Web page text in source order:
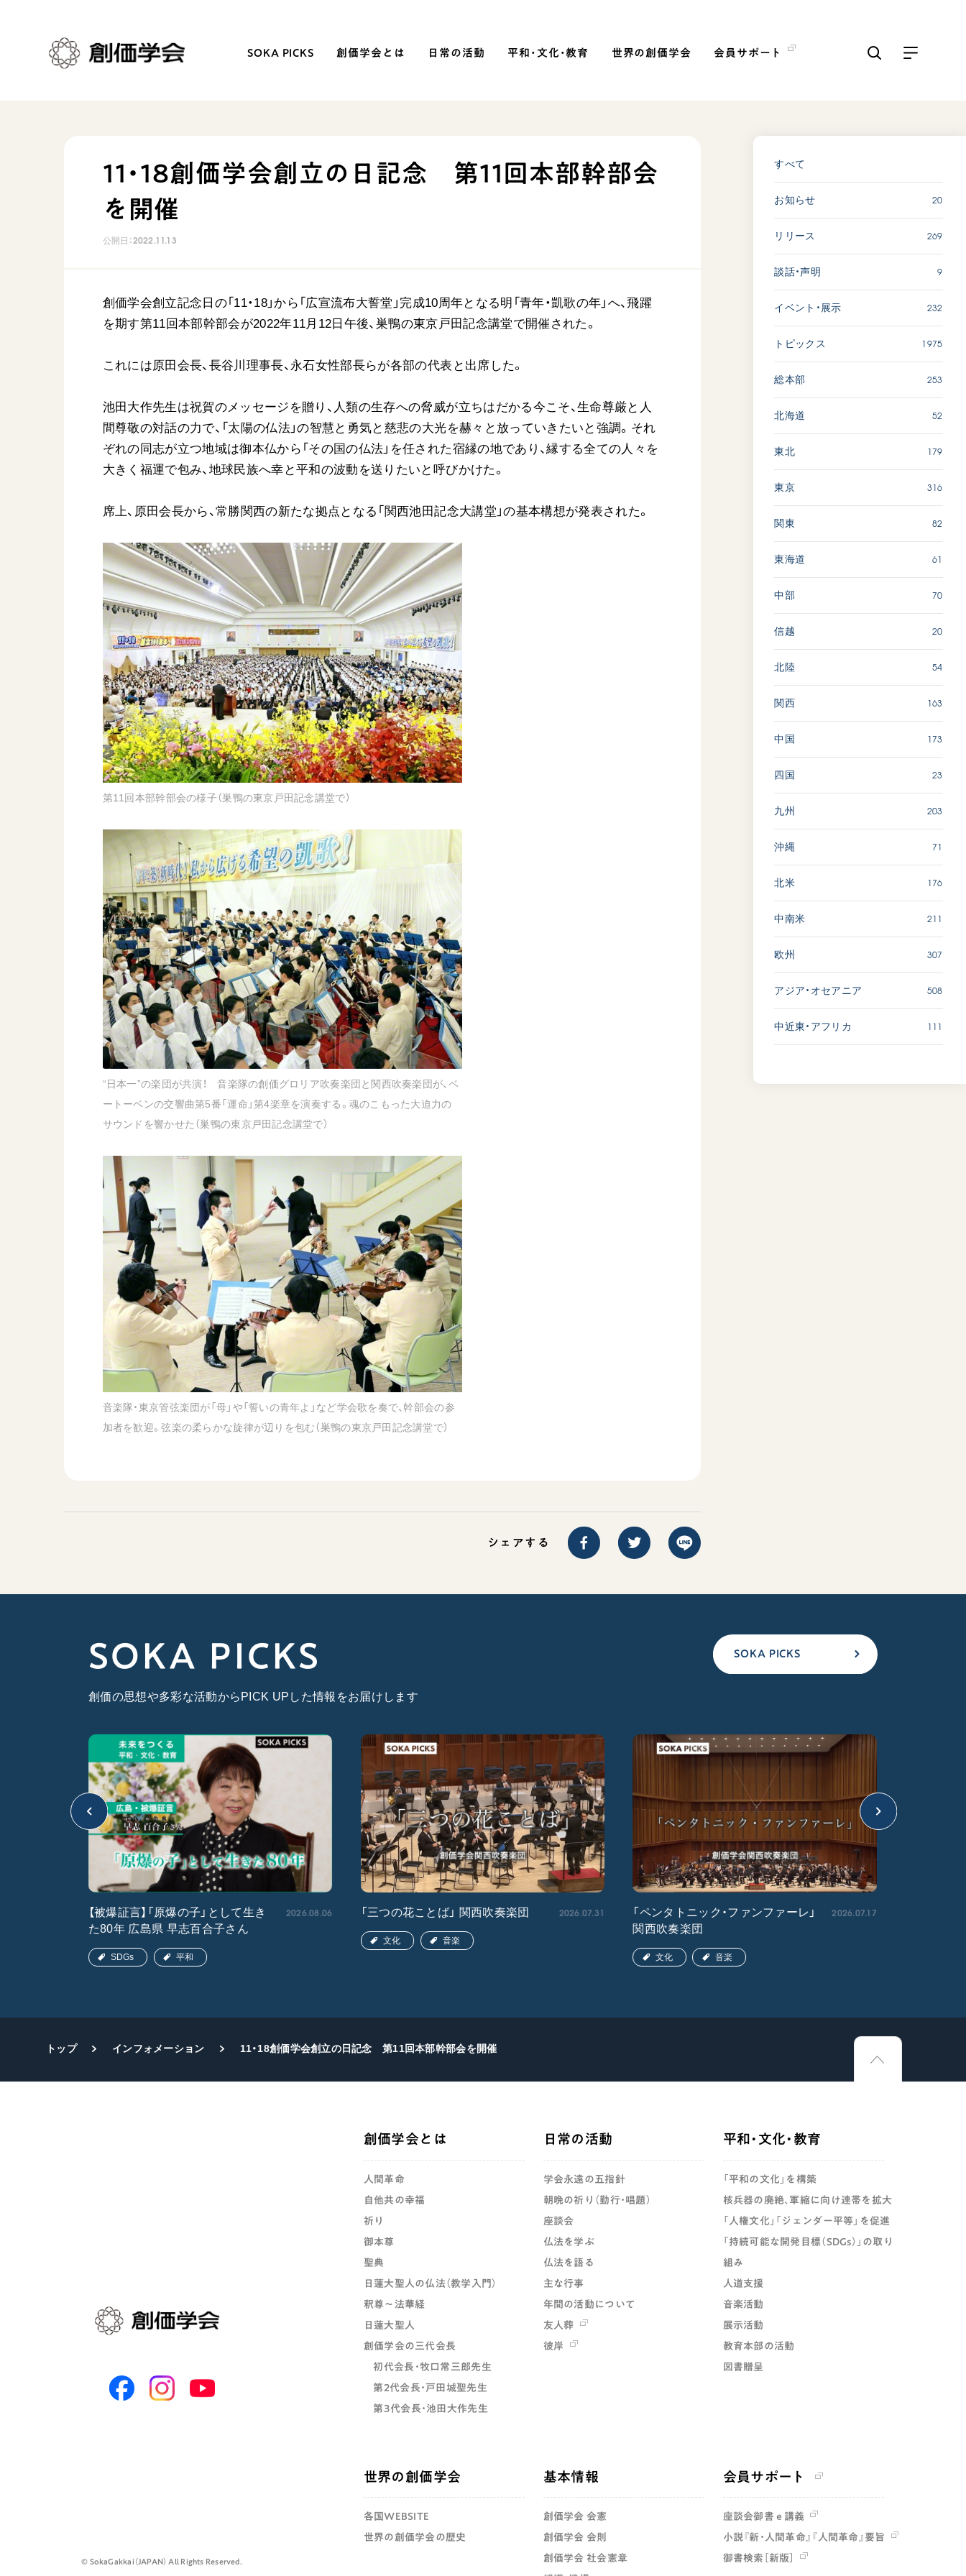
SOKA PICKS 創価学会とは 日常の活動 平和・文化・教育 世界の創価学会 会員サポート
自他共の幸福
学会永遠の五指針 「平和の文化」を構築
世界の創価学会
各国ウェブサイト
基本情報
会員サポート
座談会御書ｅ講義
小説『新・人間革命』『人間革命』
要旨
御書検索［新版］
＜関連リンク＞
聖教電子版
聖教ブックストア
soka youth media
Soka Gakkai グローバルサイト
SGIピースサイト
ご意見
ご利用にあたって
【被爆証言】「原爆の子」と
して生きた80年 広島県 早
志百…
2026.08.06
SDGs
動画
広島
「三つの花ことば」 関西吹
奏楽団
2026.07.31
文化 音楽
「ペンタトニック・ファン
ファーレ」 関西吹奏楽団
2026.07.17
11・18創価学会創立の日記念 第11回本部幹部会
を開催
公開日：2022.11.13
創価学会創立記念日の「11・18」から「広宣流布大誓堂」完成10周年となる明「青年・凱歌の年」へ、飛躍
を期す第11回本部幹部会が2022年11月12日午後、巣鴨の東京戸田記念講堂で開催された。
これには原田会長、長谷川理事長、永石女性部長らが各部の代表と出席した。
池田大作先生は祝賀のメッセージを贈り、人類の生存への脅威が立ちはだかる今こそ、生命尊厳と人
間尊敬の対話の力で、「太陽の仏法」の智慧と勇気と慈悲の大光を赫々と放っていきたいと強調。それ
ぞれの同志が立つ地域は御本仏から「その国の仏法」を任された宿縁の地であり、縁する全ての人々を
大きく福運で包み、地球民族へ幸と平和の波動を送りたいと呼びかけた。
席上、原田会長から、常勝関西の新たな拠点となる「関西池田記念大講堂」の基本構想が発表された。
第11回本部幹部会の様子（巣鴨の東京戸田記念講堂で）
“日本一”の楽団が共演！ 音楽隊の創価グロリア吹奏楽団と関西吹奏楽団が、ベ
ートーベンの交響曲第5番「運命」第4楽章を演奏する。魂のこもった大迫力の
サウンドを響かせた（巣鴨の東京戸田記念講堂で）
音楽隊・東京管弦楽団が「母」や「誓いの青年よ」など学会歌を奏で、幹部会の参
加者を歓迎。弦楽の柔らかな旋律が辺りを包む（巣鴨の東京戸田記念講堂で）
シェアする
すべて
お知らせ 20
リリース 269
談話・声明 9
イベント・展示 232
トピックス 1975
総本部 253
北海道 52
東北 179
東京 316
関東 82
東海道 61
中部 70
信越 20
北陸 54
関西 163
中国 173
四国 23
九州 203
沖縄 71
北米 176
中南米 211
欧州 307
アジア・オセアニア 508
中近東・アフリカ 111
SOKA PICKS
創価の思想や多彩な活動からPICK UPした情報をお届けします
SOKA PICKS
【被爆証言】「原爆の子」として生き
た80年 広島県 早志百合子さん
2026.08.06
SDGs 平和
「三つの花ことば」 関西吹奏楽団 2026.07.31
文化 音楽
「ペンタトニック・ファンファーレ」
関西吹奏楽団
2026.07.17
文化 音楽
トップ インフォメーション 11・18創価学会創立の日記念 第11回本部幹部会を開催
©️ SokaGakkai（JAPAN） All Rights Reserved.
創価学会とは
人間革命
自他共の幸福
祈り
御本尊
聖典
日蓮大聖人の仏法（教学入門）
釈尊～法華経
日蓮大聖人
創価学会の三代会長
初代会長・牧口常三郎先生
第2代会長・戸田城聖先生
第3代会長・池田大作先生
日常の活動
学会永遠の五指針
朝晩の祈り（勤行・唱題）
座談会
仏法を学ぶ
仏法を語る
主な行事
年間の活動について
友人葬
彼岸
平和・文化・教育
「平和の文化」を構築
核兵器の廃絶、軍縮に向け連帯を拡大
「人権文化」「ジェンダー平等」を促進
「持続可能な開発目標（SDGs）」の取り
組み
人道支援
音楽活動
展示活動
教育本部の活動
図書贈呈
世界の創価学会
各国WEBSITE
世界の創価学会の歴史
基本情報
創価学会 会憲
創価学会 会則
創価学会 社会憲章
会員サポート
座談会御書ｅ講義
小説『新・人間革命』『人間革命』要旨
御書検索［新版］